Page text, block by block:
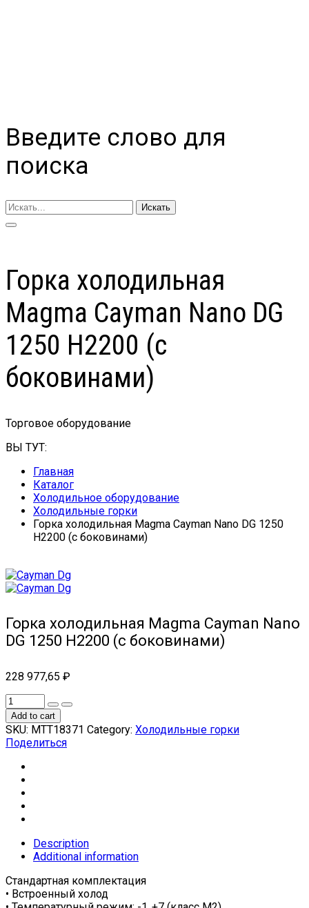
Введите слово для
поиска
Искать
Горка холодильная
Magma Cayman Nano DG
1250 H2200 (с
боковинами)
Торговое оборудование
ВЫ ТУТ:
Главная
Каталог
Холодильное оборудование
Холодильные горки
Горка холодильная Magma Cayman Nano DG 1250
H2200 (с боковинами)
Горка холодильная Magma Cayman Nano
DG 1250 H2200 (с боковинами)
228 977,65 ₽
Add to cart
SKU: МТТ18371 Category: Холодильные горки
Поделиться
Description
Additional information
Стандартная комплектация
• Встроенный холод